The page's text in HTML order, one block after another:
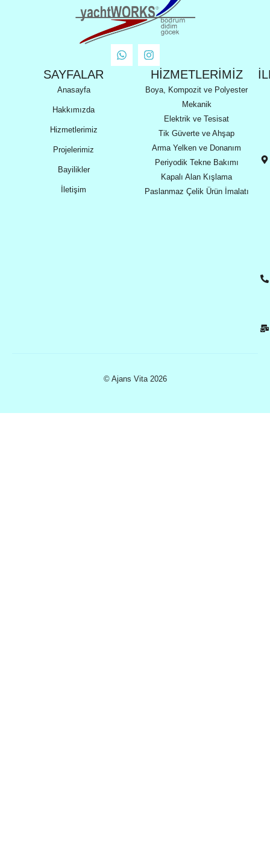
SAYFALAR
Anasayfa
Hakkımızda
Hizmetlerimiz
Projelerimiz
Bayilikler
İletişim
HIZMETLERİMİZ
Boya, Kompozit ve Polyester
Mekanik
Elektrik ve Tesisat
Tik Güverte ve Ahşap
Arma Yelken ve Donanım
Periyodik Tekne Bakımı
Kapalı Alan Kışlama
Paslanmaz Çelik Ürün İmalatı
© Ajans Vita 2026